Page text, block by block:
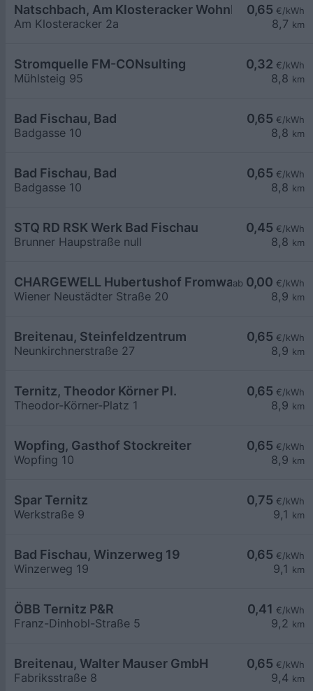
0,65 €/kWh
8,7 km
Natschbach, Am Klosteracker Wohnbau
Am Klosteracker 2a
0,32 €/kWh
8,8 km
Stromquelle FM-CONsulting
Mühlsteig 95
0,65 €/kWh
8,8 km
Bad Fischau, Bad
Badgasse 10
0,65 €/kWh
8,8 km
Bad Fischau, Bad
Badgasse 10
0,45 €/kWh
8,8 km
STQ RD RSK Werk Bad Fischau
Brunner Haupstraße null
ab 0,00 €/kWh
8,9 km
CHARGEWELL Hubertushof Fromwald
Wiener Neustädter Straße 20
0,65 €/kWh
8,9 km
Breitenau, Steinfeldzentrum
Neunkirchnerstraße 27
0,65 €/kWh
8,9 km
Ternitz, Theodor Körner Pl.
Theodor-Körner-Platz 1
0,65 €/kWh
8,9 km
Wopfing, Gasthof Stockreiter
Wopfing 10
0,75 €/kWh
9,1 km
Spar Ternitz
Werkstraße 9
0,65 €/kWh
9,1 km
Bad Fischau, Winzerweg 19
Winzerweg 19
0,41 €/kWh
9,2 km
ÖBB Ternitz P&R
Franz-Dinhobl-Straße 5
0,65 €/kWh
9,4 km
Breitenau, Walter Mauser GmbH
Fabriksstraße 8